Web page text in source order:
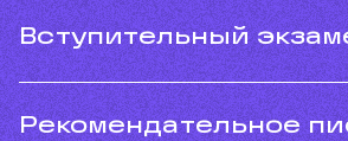
Вступительный
Рекомендательное